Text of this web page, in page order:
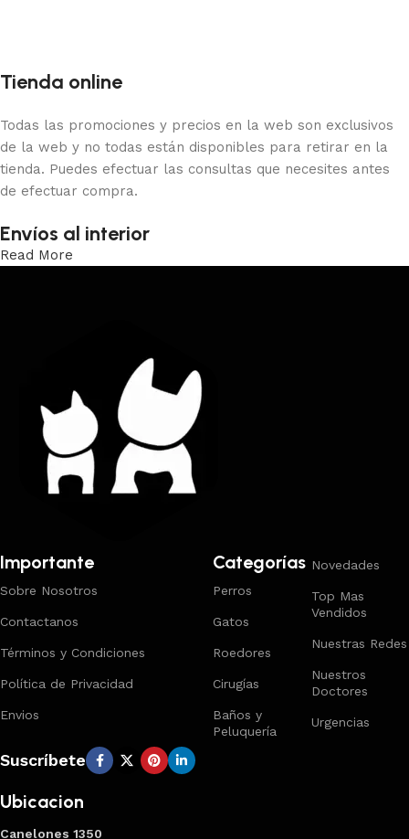
Tienda online
Todas las promociones y precios en la web son exclusivos
de la web y no todas están disponibles para retirar en la
tienda. Puedes efectuar las consultas que necesites antes
de efectuar compra.
Envíos al interior
Read More
Importante
Sobre Nosotros
Contactanos
Términos y Condiciones
Política de Privacidad
Envios
Categorías
Perros
Gatos
Roedores
Cirugías
Baños y
Peluquería
Novedades
Top Mas
Vendidos
Nuestras Redes
Nuestros
Doctores
Urgencias
Suscríbete
Ubicacion
Canelones 1350